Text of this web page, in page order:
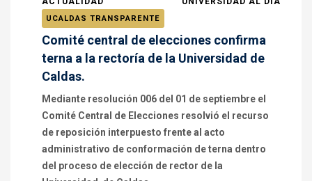
UCALDAS TRANSPARENTE
Comité central de elecciones confirma
terna a la rectoría de la Universidad de
Caldas.
Mediante resolución 006 del 01 de septiembre el
Comité Central de Elecciones resolvió el recurso
de reposición interpuesto frente al acto
administrativo de conformación de terna dentro
del proceso de elección de rector de la